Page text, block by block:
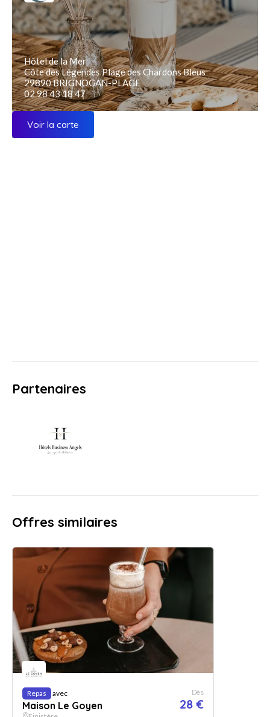
Hôtel de la Mer
Côte des Légendes Plage des Chardons Bleus
29890 BRIGNOGAN-PLAGE
02 98 43 18 47
Voir la carte
Partenaires
Offres similaires
Repas avec
Maison Le Goyen
Dès
28 €